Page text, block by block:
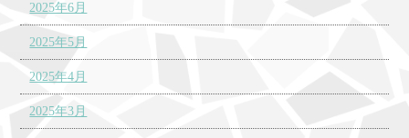
2025年6月
2025年5月
2025年4月
2025年3月